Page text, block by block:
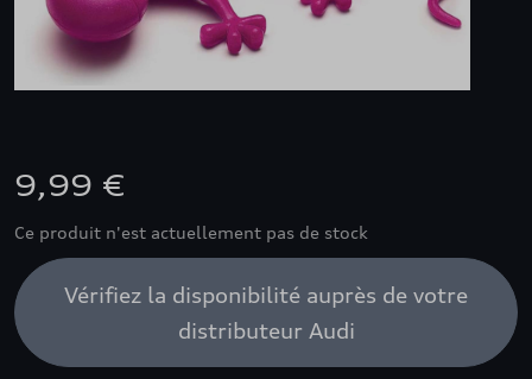
9,99 €
Ce produit n'est actuellement pas de stock
Vérifiez la disponibilité auprès de votre
distributeur Audi